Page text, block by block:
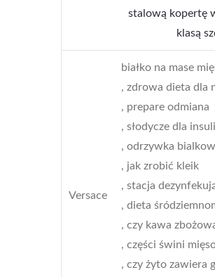
stalową kopertę
klasą
Versace
białko na mase
, zdrowa dieta dla
, prepare odmiana
, słodycze dla
, odrzywka
, jak zrobić kleik
, stacja
, dieta
, czy kawa
, części świni
, czy żyto zawiera